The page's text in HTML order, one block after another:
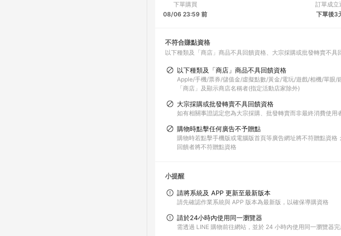
下單購買
08/06 23:59 前
訂單成立
下單後3
不符合賺點資格
以下種類及「商店」商品不具回饋資格 大宗採購或批發轉賣不具
以下種類及「商店」商品不具回饋資格
Apple/手機/票券/儲值金/虛擬點數/黃金/電玩/遊戲/相機/單眼
「商店」及顯示商店名稱者(指定活動店家除外)
大宗採購或批發轉賣不具回饋資格
如有相關事證認定您為大宗採購、批發轉賣而非最終消費使
購物時點擊任何廣告不予贈點
購物時若點擊手機版或電腦版首頁等廣告網址將不符贈點資
回饋者將不符贈點資格
小提醒
請將系統及 APP 更新至最新版本
請先確認作業系統與 APP 版本為最新版，以確保導購資格
請於24小時內使用同一瀏覽器
需透過 LINE 購物前往網站，並於 24 小時內使用同一瀏覽器